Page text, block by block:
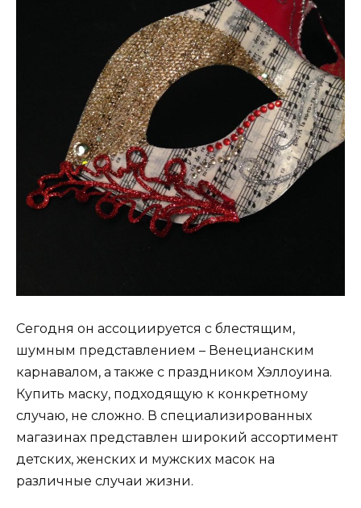
Сегодня он ассоциируется с блестящим,
шумным представлением – Венецианским
карнавалом, а также с праздником Хэллоуина.
Купить маску, подходящую к конкретному
случаю, не сложно. В специализированных
магазинах представлен широкий ассортимент
детских, женских и мужских масок на
различные случаи жизни.